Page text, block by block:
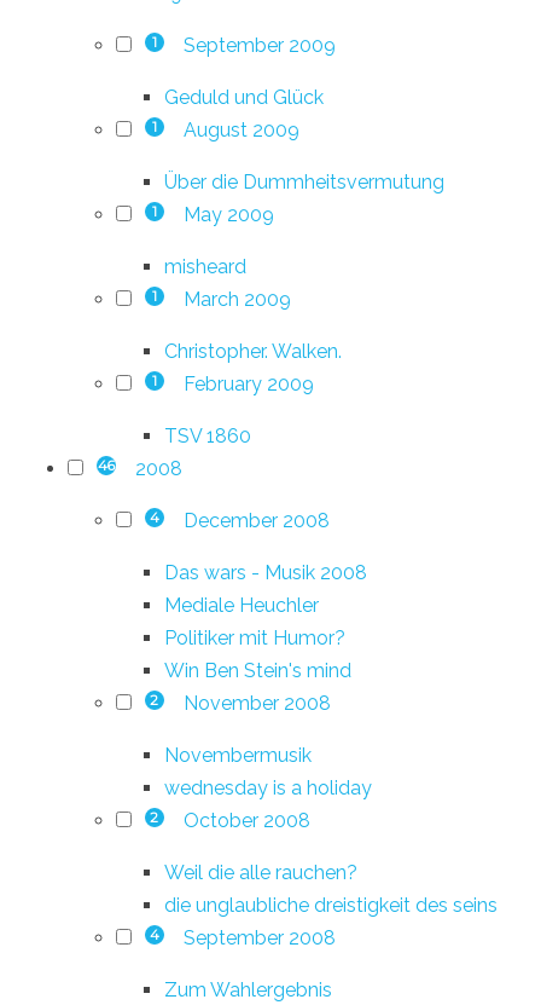
1 September 2009
Geduld und Glück
1 August 2009
Über die Dummheitsvermutung
1 May 2009
misheard
1 March 2009
Christopher. Walken.
1 February 2009
TSV 1860
46 2008
4 December 2008
Das wars - Musik 2008
Mediale Heuchler
Politiker mit Humor?
Win Ben Stein's mind
2 November 2008
Novembermusik
wednesday is a holiday
2 October 2008
Weil die alle rauchen?
die unglaubliche dreistigkeit des seins
4 September 2008
Zum Wahlergebnis